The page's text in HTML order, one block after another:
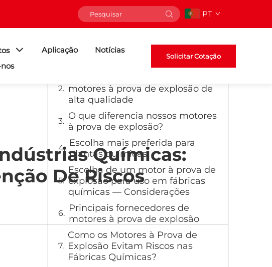
PT
Aplicação
Notícias
Solicitar Cotação
Químicas:
De Riscos
Índice
As indústrias químicas são locais
motores à prova de explosão de
alta qualidade
O que diferencia nossos motores
à prova de explosão?
Escolha mais preferida para
plantas químicas
Escolha de um motor à prova de
explosão para uso em fábricas
químicas — Considerações
Principais fornecedores de
motores à prova de explosão
Como os Motores à Prova de
Explosão Evitam Riscos nas
Fábricas Químicas?